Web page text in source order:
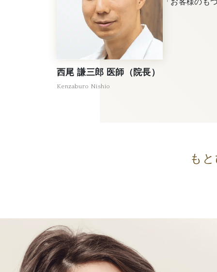
西尾 謙三郎 医師（院長）
Kenzaburo Nishio
も